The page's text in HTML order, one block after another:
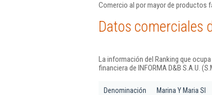
Comercio al por mayor de productos
Datos comerciales
La información del Ranking que
financiera de INFORMA D&B S.A.U.
Denominación Marina Y Maria Sl